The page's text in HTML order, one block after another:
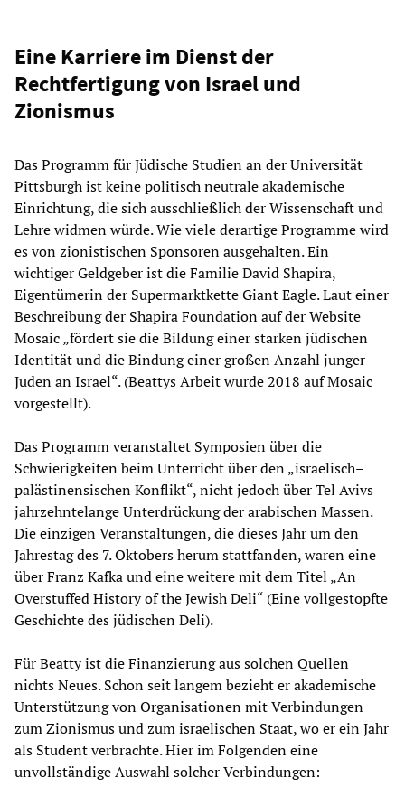
Eine Karriere im Dienst der
Rechtfertigung von Israel und
Zionismus
Das Programm für Jüdische Studien an der Universität
Pittsburgh ist keine politisch neutrale akademische
Einrichtung, die sich ausschließlich der Wissenschaft und
Lehre widmen würde. Wie viele derartige Programme wird
es von zionistischen Sponsoren ausgehalten. Ein
wichtiger Geldgeber ist die Familie David Shapira,
Eigentümerin der Supermarktkette Giant Eagle. Laut einer
Beschreibung der Shapira Foundation auf der Website
Mosaic „fördert sie die Bildung einer starken jüdischen
Identität und die Bindung einer großen Anzahl junger
Juden an Israel“. (Beattys Arbeit wurde 2018 auf Mosaic
vorgestellt).
Das Programm veranstaltet Symposien über die
Schwierigkeiten beim Unterricht über den „israelisch–
palästinensischen Konflikt“, nicht jedoch über Tel Avivs
jahrzehntelange Unterdrückung der arabischen Massen.
Die einzigen Veranstaltungen, die dieses Jahr um den
Jahrestag des 7. Oktobers herum stattfanden, waren eine
über Franz Kafka und eine weitere mit dem Titel „An
Overstuffed History of the Jewish Deli“ (Eine vollgestopfte
Geschichte des jüdischen Deli).
Für Beatty ist die Finanzierung aus solchen Quellen
nichts Neues. Schon seit langem bezieht er akademische
Unterstützung von Organisationen mit Verbindungen
zum Zionismus und zum israelischen Staat, wo er ein Jahr
als Student verbrachte. Hier im Folgenden eine
unvollständige Auswahl solcher Verbindungen: